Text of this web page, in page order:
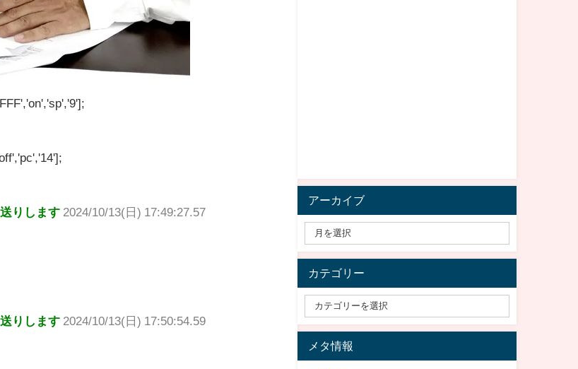
りします 2024/10/13(日) 17:49:27.57
りします 2024/10/13(日) 17:50:54.59
アーカイブ
カテゴリー
メタ情報